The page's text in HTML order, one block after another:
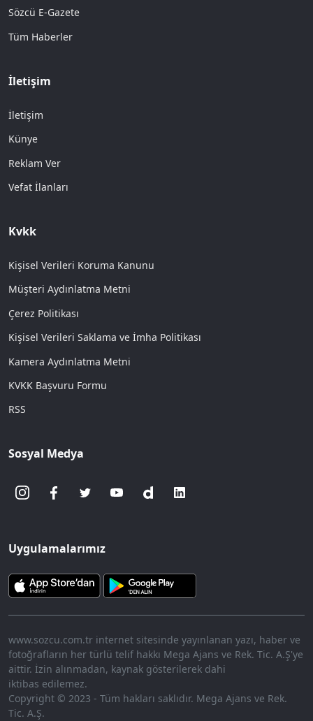
Sözcü E-Gazete
Tüm Haberler
İletişim
İletişim
Künye
Reklam Ver
Vefat İlanları
Kvkk
Kişisel Verileri Koruma Kanunu
Müşteri Aydınlatma Metni
Çerez Politikası
Kişisel Verileri Saklama ve İmha Politikası
Kamera Aydınlatma Metni
KVKK Başvuru Formu
RSS
Sosyal Medya
Uygulamalarımız
www.sozcu.com.tr internet sitesinde yayınlanan yazı, haber ve
fotoğrafların her türlü telif hakkı Mega Ajans ve Rek. Tic. A.Ş'ye
aittir. İzin alınmadan, kaynak gösterilerek dahi
iktibas edilemez.
Copyright © 2023 - Tüm hakları saklıdır. Mega Ajans ve Rek.
Tic. A.Ş.